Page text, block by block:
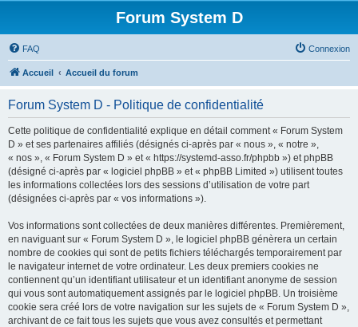
Forum System D
FAQ Connexion
Accueil Accueil du forum
Forum System D - Politique de confidentialité
Cette politique de confidentialité explique en détail comment « Forum System
D » et ses partenaires affiliés (désignés ci-après par « nous », « notre »,
« nos », « Forum System D » et « https://systemd-asso.fr/phpbb ») et phpBB
(désigné ci-après par « logiciel phpBB » et « phpBB Limited ») utilisent toutes
les informations collectées lors des sessions d’utilisation de votre part
(désignées ci-après par « vos informations »).
Vos informations sont collectées de deux manières différentes. Premièrement,
en naviguant sur « Forum System D », le logiciel phpBB génèrera un certain
nombre de cookies qui sont de petits fichiers téléchargés temporairement par
le navigateur internet de votre ordinateur. Les deux premiers cookies ne
contiennent qu’un identifiant utilisateur et un identifiant anonyme de session
qui vous sont automatiquement assignés par le logiciel phpBB. Un troisième
cookie sera créé lors de votre navigation sur les sujets de « Forum System D »,
archivant de ce fait tous les sujets que vous avez consultés et permettant